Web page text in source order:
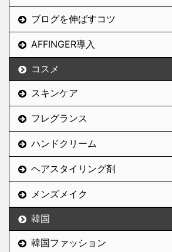
ブログを伸ばすコツ
AFFINGER導入
コスメ
スキンケア
フレグランス
ハンドクリーム
ヘアスタイリング剤
メンズメイク
韓国
韓国ファッション